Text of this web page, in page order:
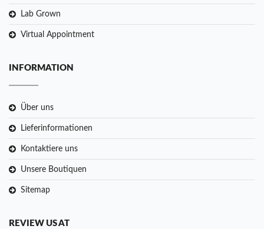
Lab Grown
Virtual Appointment
INFORMATION
Über uns
Lieferinformationen
Kontaktiere uns
Unsere Boutiquen
Sitemap
REVIEW US AT